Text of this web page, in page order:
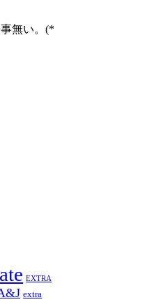
無い。(*
EXTRA
extra